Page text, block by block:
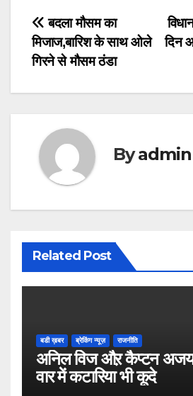
Post
navigation
दिन
बदला मौसम का
मिजाज,बारिश के साथ ओले
गिरने से मौसम ठंडा
Byadmin
Related Post
बडी ख़बर ब्रेकिंग न्यूज़ राजनीति
अनिल विज औऱ कैप्टन अजय
वार में कटारिया भी कूदे